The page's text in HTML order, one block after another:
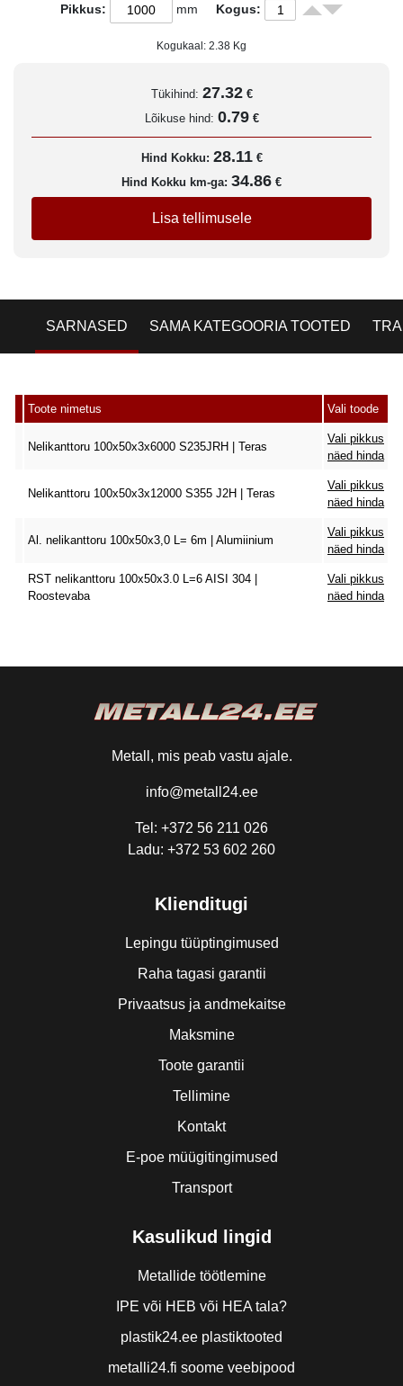
Pikkus: mm Kogus:
Kogukaal: 2.38 Kg
Tükihind: 27.32 €
Lõikuse hind: 0.79 €
Hind Kokku: 28.11 €
Hind Kokku km-ga: 34.86 €
Lisa tellimusele
SARNASED SAMA KATEGOORIA TOOTED
Toote nimetus Vali toode
Nelikanttoru 100x50x3x6000 S235JRH | Teras
Vali pikkus
näed hinda
Nelikanttoru 100x50x3x12000 S355 J2H | Teras
Vali pikkus
näed hinda
Al. nelikanttoru 100x50x3,0 L= 6m | Alumiinium
Vali pikkus
näed hinda
RST nelikanttoru 100x50x3.0 L=6 AISI 304 |
Roostevaba
Vali pikkus
näed hinda
Metall, mis peab vastu ajale.
info@metall24.ee
Tel: +372 56 211 026
Ladu: +372 53 602 260
Klienditugi
Lepingu tüüptingimused
Raha tagasi garantii
Privaatsus ja andmekaitse
Maksmine
Toote garantii
Tellimine
Kontakt
E-poe müügitingimused
Transport
Kasulikud lingid
Metallide töötlemine
IPE või HEB või HEA tala?
plastik24.ee plastiktooted
metalli24.fi soome veebipood